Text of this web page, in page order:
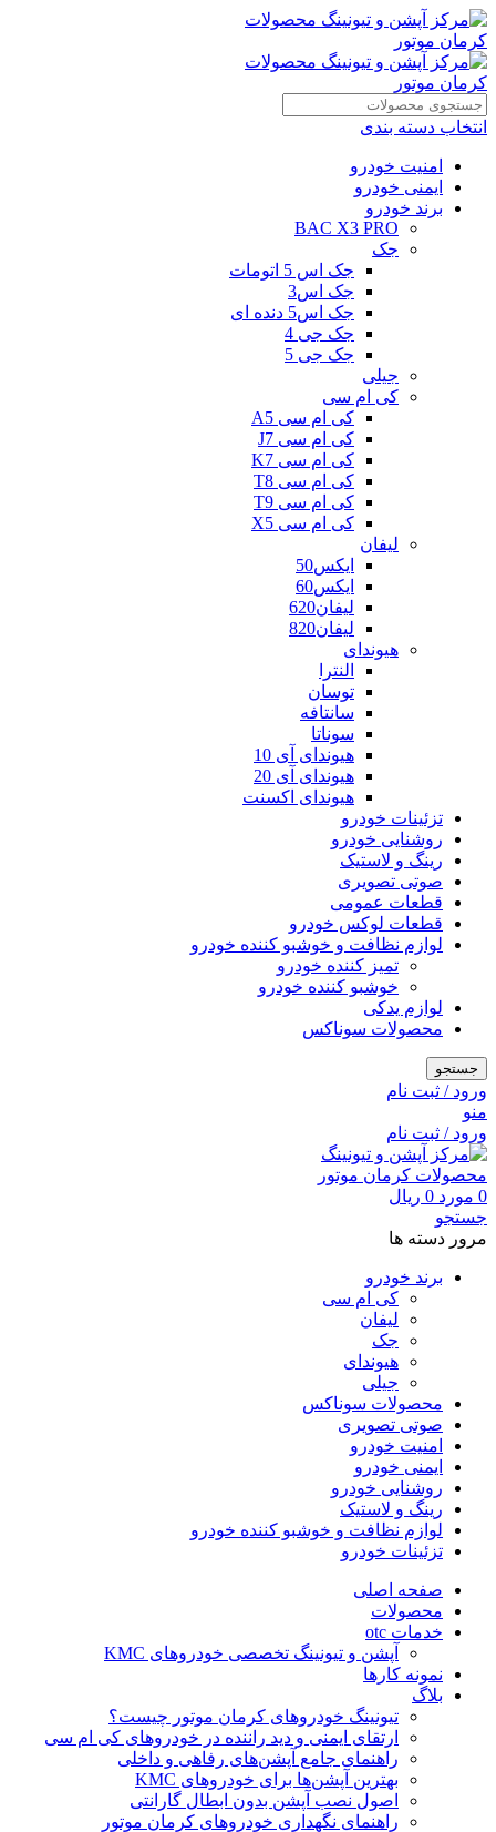
انتخاب دسته بندی
امنیت خودرو
ایمنی خودرو
برند خودرو
BAC X3 PRO
جک
جک اس 5 اتومات
جک اس3
جک اس5 دنده ای
جک جی 4
جک جی 5
جیلی
کی ام سی
کی ام سی A5
کی ام سی J7
کی ام سی K7
کی ام سی T8
کی ام سی T9
کی ام سی X5
لیفان
ایکس50
ایکس60
لیفان620
لیفان820
هیوندای
النترا
توسان
سانتافه
سوناتا
هیوندای آی 10
هیوندای آی 20
هیوندای اکسنت
تزئینات خودرو
روشنایی خودرو
رینگ و لاستیک
صوتی تصویری
قطعات عمومی
قطعات لوکس خودرو
لوازم نظافت و خوشبو کننده خودرو
تمیز کننده خودرو
خوشبو کننده خودرو
لوازم یدکی
محصولات سوناکس
جستجو
ورود / ثبت نام
منو
ورود / ثبت نام
0 مورد 0 ریال
جستجو
مرور دسته ها
برند خودرو
کی ام سی
لیفان
جک
هیوندای
جیلی
محصولات سوناکس
صوتی تصویری
امنیت خودرو
ایمنی خودرو
روشنایی خودرو
رینگ و لاستیک
لوازم نظافت و خوشبو کننده خودرو
تزئینات خودرو
صفحه اصلی
محصولات
خدمات otc
آپشن و تیونینگ تخصصی خودروهای KMC
نمونه کارها
بلاگ
تیونینگ خودروهای کرمان موتور چیست؟
ارتقای ایمنی و دید راننده در خودروهای کی ام سی
راهنمای جامع آپشن‌های رفاهی و داخلی
بهترین آپشن‌ها برای خودروهای KMC
اصول نصب آپشن بدون ابطال گارانتی
راهنمای نگهداری خودروهای کرمان موتور